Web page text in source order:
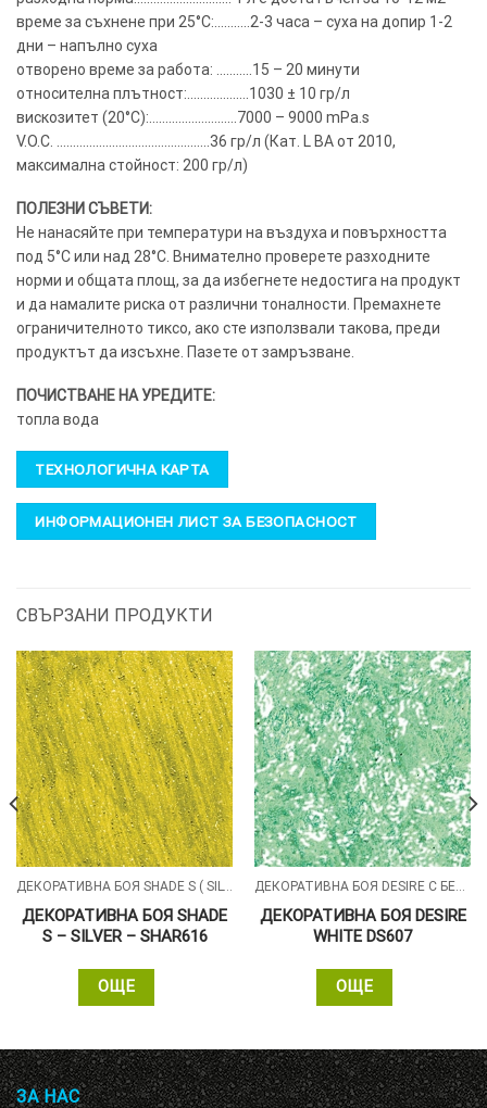
време за съхнене при 25°C:………..2-3 часа – суха на допир 1-2
дни – напълно суха
отворено време за работа: ………..15 – 20 минути
относителна плътност:……………….1030 ± 10 гр/л
вискозитет (20°C):………………………7000 – 9000 mPa.s
V.O.C. ………………………………………..36 гр/л (Кат. L BA от 2010,
максимална стойност: 200 гр/л)
ПОЛЕЗНИ СЪВЕТИ:
Не нанасяйте при температури на въздуха и повърхността
под 5°C или над 28°C. Внимателно проверете разходните
норми и общата площ, за да избегнете недостига на продукт
и да намалите риска от различни тоналности. Премахнете
ограничителното тиксо, ако сте използвали такова, преди
продуктът да изсъхне. Пазете от замръзване.
ПОЧИСТВАНЕ НА УРЕДИТЕ:
топла вода
ТЕХНОЛОГИЧНА КАРТА
ИНФОРМАЦИОНЕН ЛИСТ ЗА БЕЗОПАСНОСТ
СВЪРЗАНИ ПРОДУКТИ
ДЕКОРАТИВНА БОЯ SHADE
S – SILVER – SHAR616
ОЩЕ
ДЕКОРАТИВНА БОЯ DESIRE С БЕЛИ СИЛИКОНОВИ ЧАСТИЦИ
ДЕКОРАТИВНА БОЯ DESIRE
WHITE DS607
ОЩЕ
ЗА НАС